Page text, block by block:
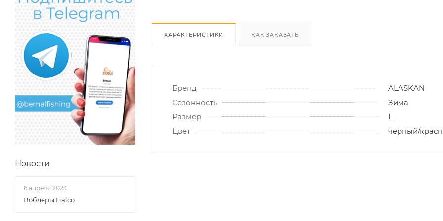
ХАРАКТЕРИСТИКИ КАК ЗАКАЗАТЬ
Бренд
ALASKAN
Сезонность
Зима
Размер
L
Цвет
черный/
Новости
6 апреля 2023
Воблеры Halco